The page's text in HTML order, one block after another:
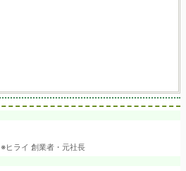
※ヒライ 創業者・元社長